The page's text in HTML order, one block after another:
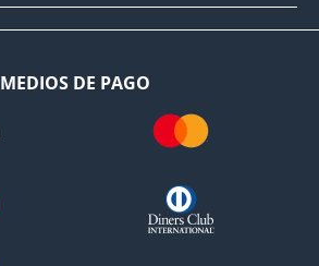
MEDIOS DE PAGO